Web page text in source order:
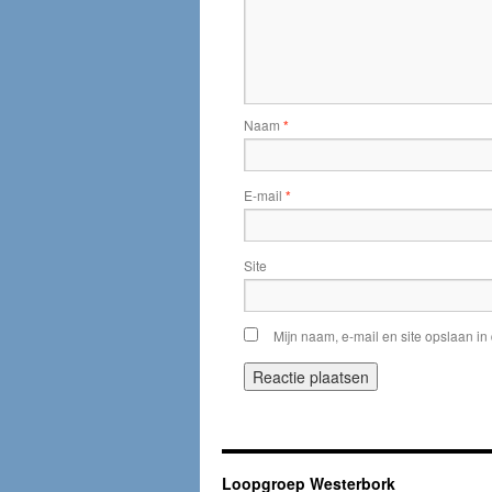
Naam *
E-mail *
Site
Mijn naam, e-mail en site opslaan
Loopgroep Westerbork